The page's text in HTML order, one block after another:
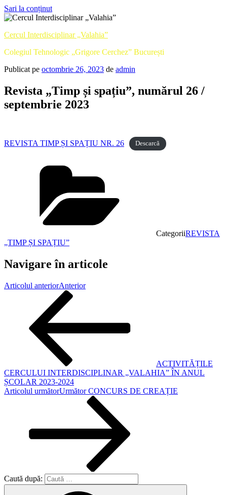
Sari la conținut
Cercul Interdisciplinar „Valahia”
Colegiul Tehnologic „Grigore Cerchez” București
Publicat pe octombrie 26, 2023 de admin
Revista „Timp și spațiu”, numărul 26 /
septembrie 2023
REVISTA TIMP ȘI SPAȚIU NR. 26 Descarcă
CategoriiREVISTA
„TIMP ȘI SPAȚIU”
Navigare în articole
Articolul anteriorAnterior
ACTIVITĂȚILE
CERCULUI INTERDISCIPLINAR „VALAHIA” ÎN ANUL
ȘCOLAR 2023-2024
Articolul următorUrmător CONCURS DE CREAȚIE
Caută după: